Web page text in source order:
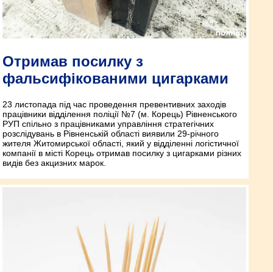
Отримав посилку з
фальсифікованими цигарками
23 листопада під час проведення превентивних заходів
працівники відділення поліції №7 (м. Корець) Рівненського
РУП спільно з працівниками управління стратегічних
розслідувань в Рівненській області виявили 29-річного
жителя Житомирської області, який у відділенні логістичної
компанії в місті Корець отримав посилку з цигарками різних
видів без акцизних марок.